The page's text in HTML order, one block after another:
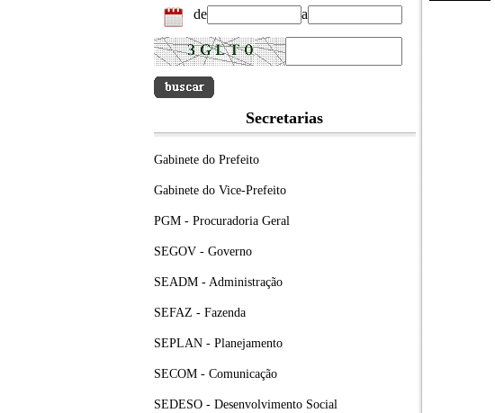
de a
Secretarias
Gabinete do Prefeito
Gabinete do Vice-Prefeito
PGM - Procuradoria Geral
SEGOV - Governo
SEADM - Administração
SEFAZ - Fazenda
SEPLAN - Planejamento
SECOM - Comunicação
SEDESO - Desenvolvimento Social